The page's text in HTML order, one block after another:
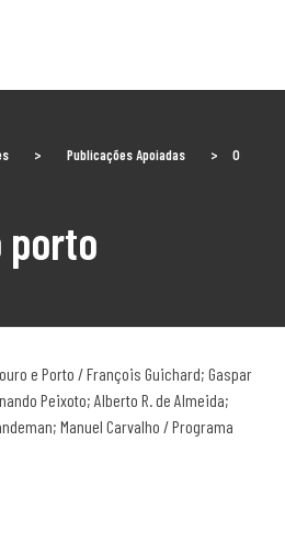
> Publicações Apoiadas >
O
porto
e Porto / François Guichard; Gaspar
Peixoto; Alberto R. de Almeida;
Manuel Carvalho / Programa